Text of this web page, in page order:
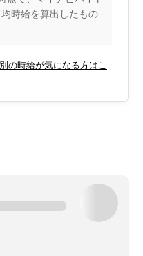
時給を算出したもの
の時給が気になる方はこ